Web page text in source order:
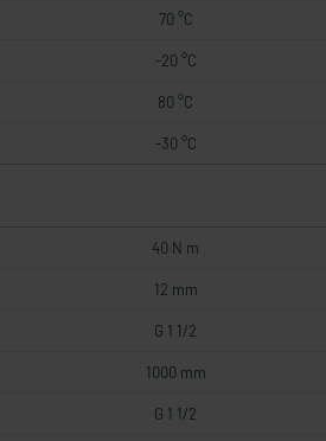
70 °C
-20 °C
80 °C
-30 °C
40 N m
12 mm
G 1 1/2
1000 mm
G 1 1/2